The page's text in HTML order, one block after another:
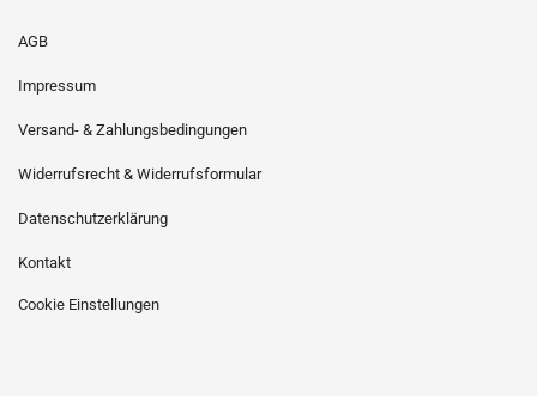
AGB
Impressum
Versand- & Zahlungsbedingungen
Widerrufsrecht & Widerrufsformular
Datenschutzerklärung
Kontakt
Cookie Einstellungen